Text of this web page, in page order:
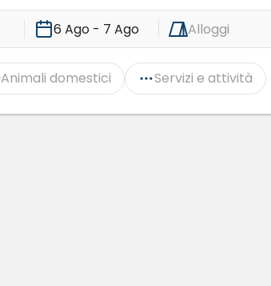
6 Ago - 7 Ago Alloggi
Animali domestici Servizi e attività